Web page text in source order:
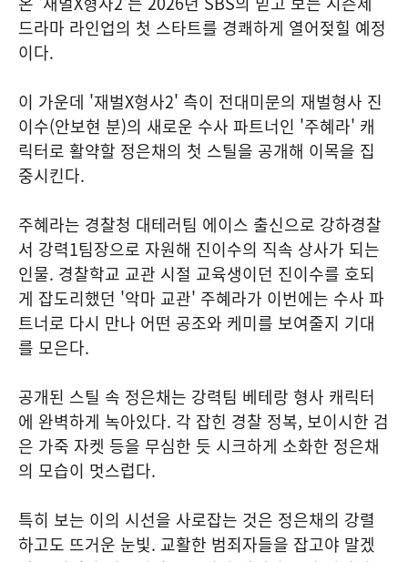
드라마 라인업의 첫 스타트를 경쾌하게 열어젖힐 예정
이다.
이 가운데 '재벌X형사2' 측이 전대미문의 재벌형사 진
이수(안보현 분)의 새로운 수사 파트너인 '주혜라' 캐
릭터로 활약할 정은채의 첫 스틸을 공개해 이목을 집
중시킨다.
주혜라는 경찰청 대테러팀 에이스 출신으로 강하경찰
서 강력1팀장으로 자원해 진이수의 직속 상사가 되는
인물. 경찰학교 교관 시절 교육생이던 진이수를 호되
게 잡도리했던 '악마 교관' 주혜라가 이번에는 수사 파
트너로 다시 만나 어떤 공조와 케미를 보여줄지 기대
를 모은다.
공개된 스틸 속 정은채는 강력팀 베테랑 형사 캐릭터
에 완벽하게 녹아있다. 각 잡힌 경찰 정복, 보이시한 검
은 가죽 자켓 등을 무심한 듯 시크하게 소화한 정은채
의 모습이 멋스럽다.
특히 보는 이의 시선을 사로잡는 것은 정은채의 강렬
하고도 뜨거운 눈빛. 교활한 범죄자들을 잡고야 말겠